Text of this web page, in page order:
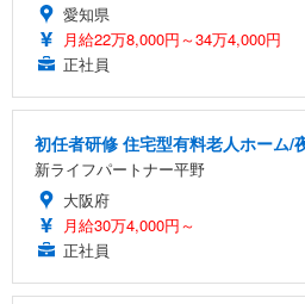
愛知県
月給22万8,000円～34万4,000円
正社員
初任者研修 住宅型有料老人ホーム/
新ライフパートナー平野
大阪府
月給30万4,000円～
正社員